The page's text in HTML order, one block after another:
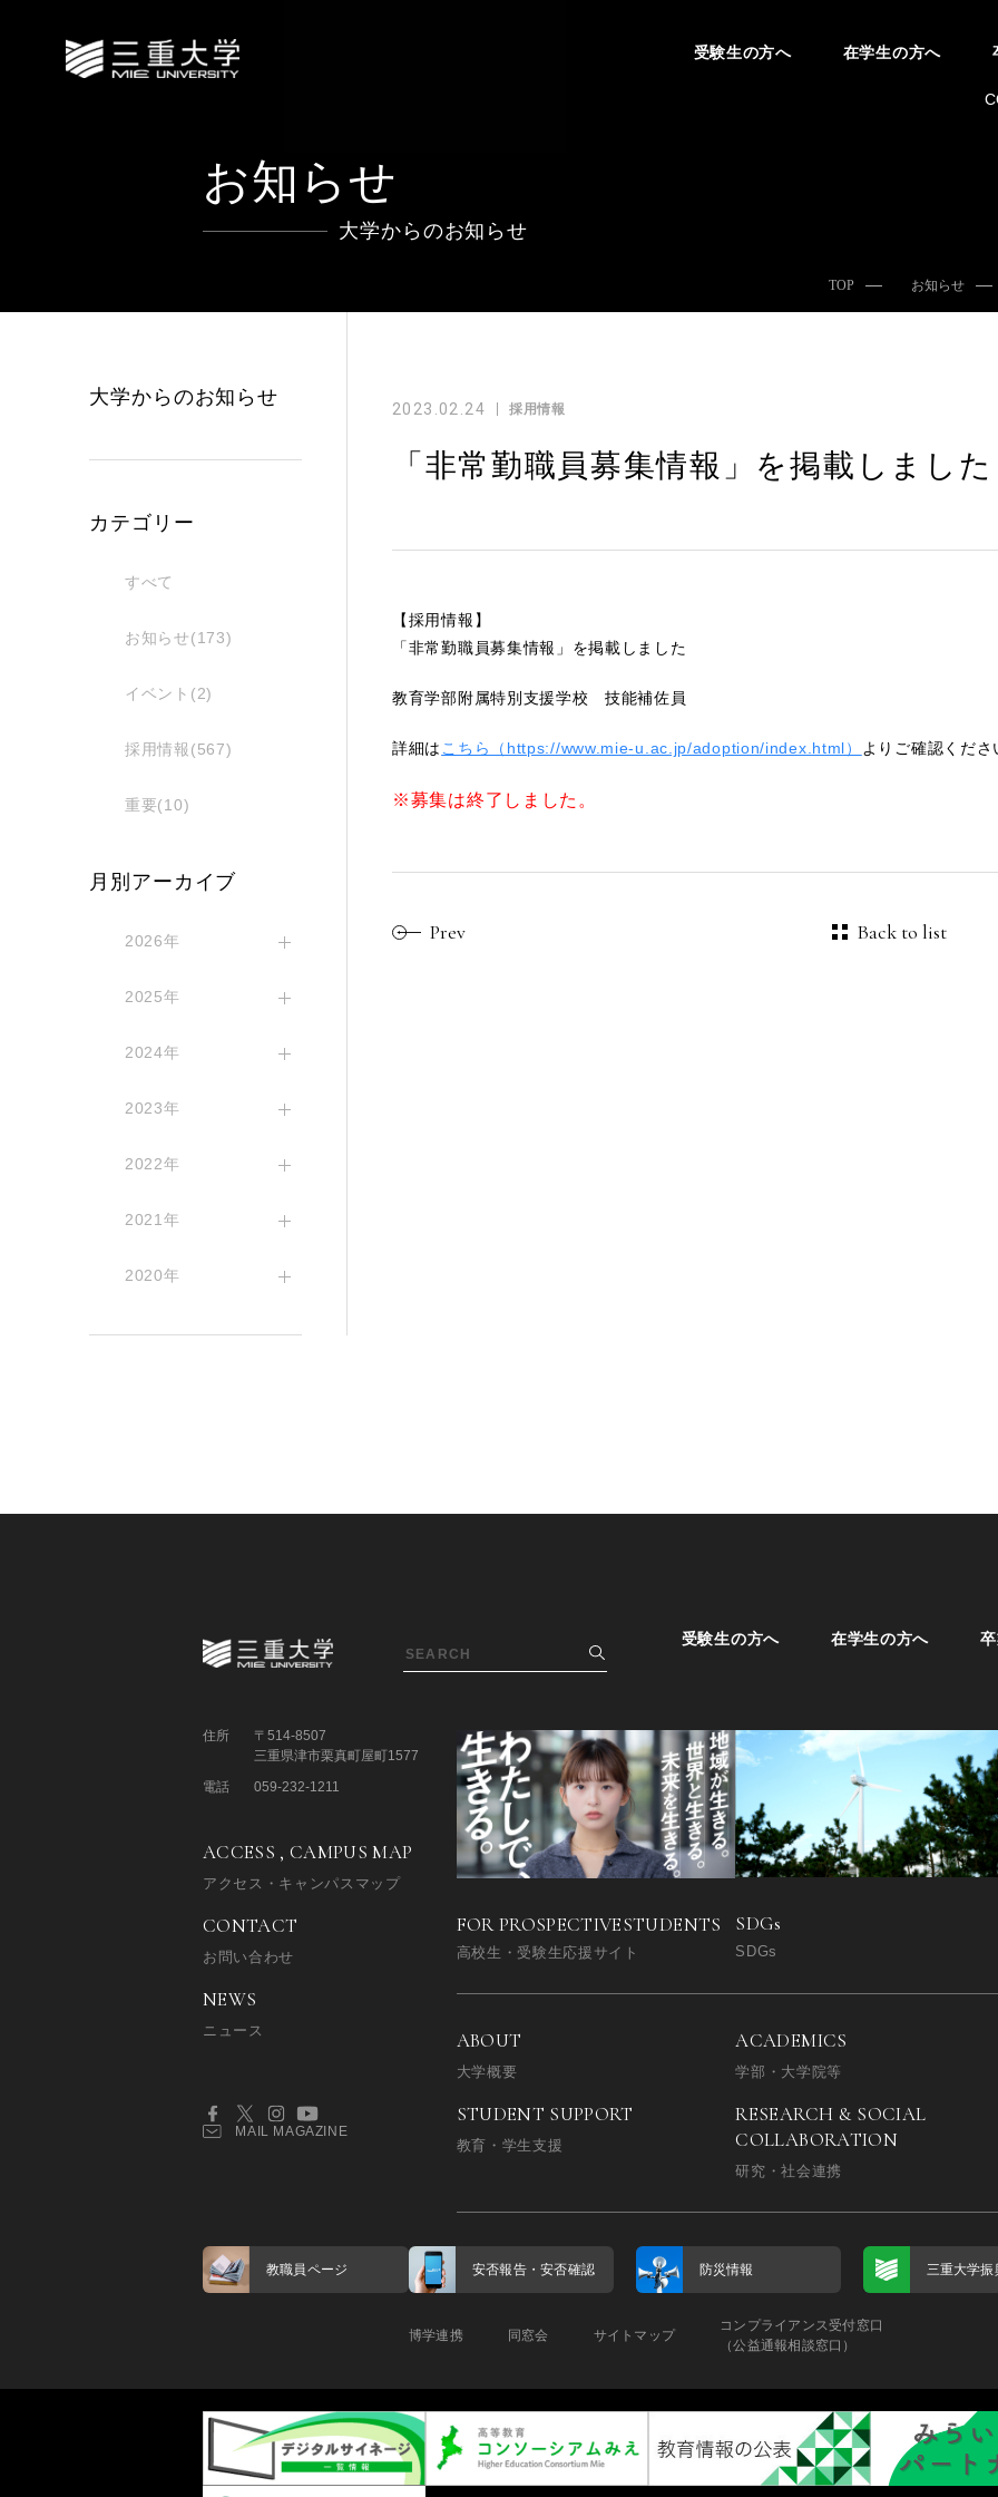
受験生の方へ 在学生の方へ
お知らせ
大学からのお知らせ
TOP お知らせ
2023.02.24 採用情報
「非常勤職員募集情報」を掲載しました
【採用情報】
「非常勤職員募集情報」を掲載しました
教育学部附属特別支援学校 技能補佐員
詳細は こちら（https://www.mie-u.ac.jp/adoption/index.html） よりご確認くださ
※募集は終了しました。
Prev Back to list
大学からのお知らせ
カテゴリー
すべて
お知らせ(173)
イベント(2)
採用情報(567)
重要(10)
月別アーカイブ
2026年
2025年
2024年
2023年
2022年
2021年
2020年
受験生の方へ 在学生の方へ
FOR PROSPECTIVESTUDENTS
高校生・受験生応援サイト
SDGs
SDGs
ABOUT
大学概要
ACADEMICS
学部・大学院等
STUDENT SUPPORT
教育・学生支援
RESEARCH & SOCIAL
COLLABORATION
研究・社会連携
住所
〒514-8507
三重県津市栗真町屋町1577
電話
059-232-1211
ACCESS , CAMPUS MAP
アクセス・キャンパスマップ
CONTACT
お問い合わせ
NEWS
ニュース
MAIL MAGAZINE
教職員ページ 安否報告・安否確認 防災情報 三重大学振
博学連携 同窓会 サイトマップ
コンプライアンス受付窓口
（公益通報相談窓口）